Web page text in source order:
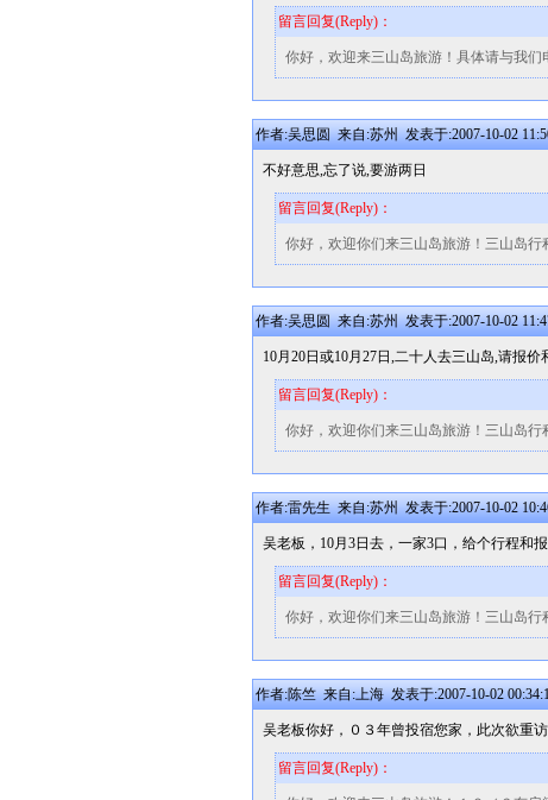
留言回复(Reply)：
你好，欢迎来三山岛旅游！具体请与我们
作者:吴思圆 来自:苏州 发表于:2007-10-02
不好意思,忘了说,要游两日
留言回复(Reply)：
你好，欢迎你们来三山岛旅游！三山岛行
作者:吴思圆 来自:苏州 发表于:2007-10-02
10月20日或10月27日,二十人去三山岛,请报
留言回复(Reply)：
你好，欢迎你们来三山岛旅游！三山岛行
作者:雷先生 来自:苏州 发表于:2007-10-02
吴老板，10月3日去，一家3口，给个行程和
留言回复(Reply)：
你好，欢迎你们来三山岛旅游！三山岛行
作者:陈竺 来自:上海 发表于:2007-10-02
吴老板你好，０３年曾投宿您家，此次欲重
留言回复(Reply)：